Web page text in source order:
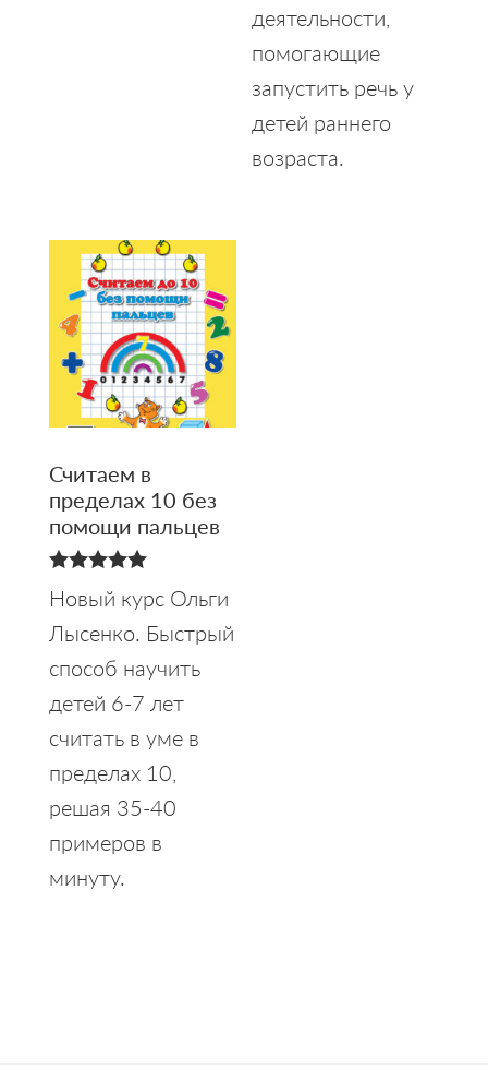
деятельности,
помогающие
запустить речь у
детей раннего
возраста.
Считаем в
пределах 10 без
помощи пальцев
из 5
Новый курс Ольги
Лысенко. Быстрый
способ научить
детей 6-7 лет
считать в уме в
пределах 10,
решая 35-40
примеров в
минуту.